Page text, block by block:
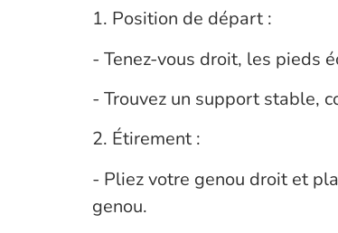
1. Position de départ :
- Tenez-vous droit, les pieds
- Trouvez un support stable,
2. Étirement :
- Pliez votre genou droit et
genou.